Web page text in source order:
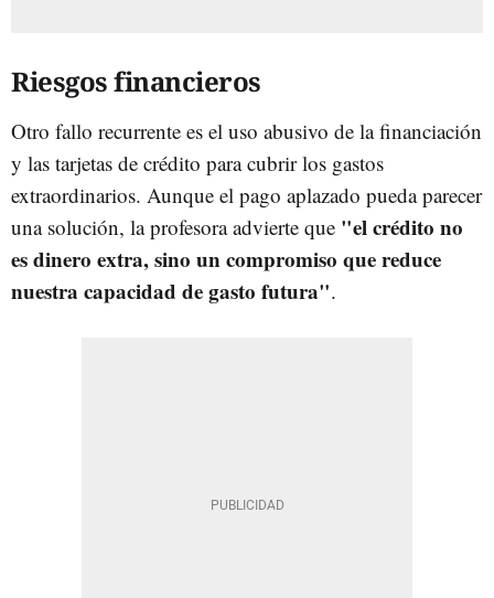
Riesgos financieros
Otro fallo recurrente es el uso abusivo de la financiación
y las tarjetas de crédito para cubrir los gastos
extraordinarios. Aunque el pago aplazado pueda parecer
una solución, la profesora advierte que "el crédito no
es dinero extra, sino un compromiso que reduce
nuestra capacidad de gasto futura".